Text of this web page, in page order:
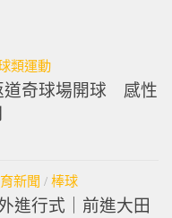
類運動
道奇球場開球 感性
新聞 / 棒球
進行式｜前進大田